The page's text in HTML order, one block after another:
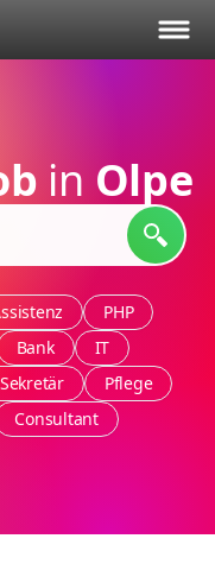
in Olpe
PHP
Bank
IT
Sekretär
Pflege
Consultant